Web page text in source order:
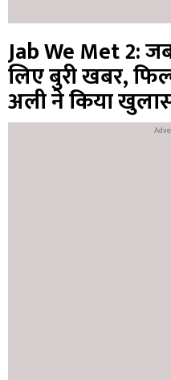
Jab We Met 2:
लिए बुरी खबर,
अली ने किया